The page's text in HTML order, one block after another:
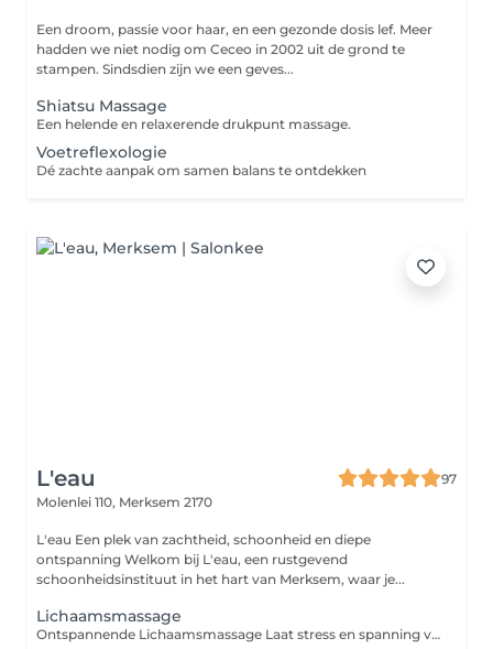
Een droom, passie voor haar, en een gezonde dosis lef. Meer
hadden we niet nodig om Ceceo in 2002 uit de grond te
stampen. Sindsdien zijn we een geves...
Shiatsu Massage
Een helende en relaxerende drukpunt massage.
Voetreflexologie
Dé zachte aanpak om samen balans te ontdekken
L'eau
97
Molenlei 110, Merksem 2170
L'eau Een plek van zachtheid, schoonheid en diepe
ontspanning Welkom bij L'eau, een rustgevend
schoonheidsinstituut in het hart van Merksem, waar je...
Lichaamsmassage
Ontspannende Lichaamsmassage Laat stress en spanning volledig los tijdens deze rustgevende lichaamsmassage. Met rustige, vloeiende bewegingen worden spieren versoepeld en het zenuwstelsel gekalmeerd. De massage bevordert de bloedcirculatie, vermindert lichamelijke spanning en brengt lichaam en geest weer in balans. Ideaal om te ontspannen, herstellen en tot jezelf te komen.